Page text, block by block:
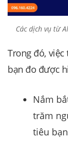
Các dịch vụ từ
Trong đó,
bạn đo được
Nắm
trăm
tiêu